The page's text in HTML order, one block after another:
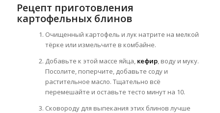
Рецепт приготовления
картофельных блинов
Очищенный картофель и лук натрите на мелкой
тёрке или измельчите в комбайне.
Добавьте к этой массе яйца, кефир, воду и муку.
Посолите, поперчите, добавьте соду и
растительное масло. Тщательно всё
перемешайте и оставьте тесто минут на 10.
Сковороду для выпекания этих блинов лучше